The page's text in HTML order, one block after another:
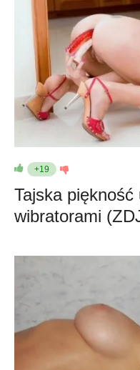
+19
Tajska
wibratorami